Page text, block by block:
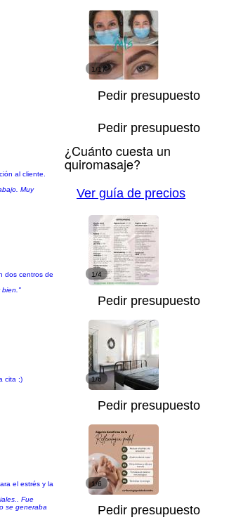
1/17
Pedir presupuesto
al cliente.
Muy
Pedir presupuesto
dos centros de
bien."
1/4
Pedir presupuesto
cita ;)
1/6
Pedir presupuesto
el estrés y la
Fue
se generaba
1/6
Pedir presupuesto
¿Cuánto cuesta un
quiromasaje?
Ver guía de precios